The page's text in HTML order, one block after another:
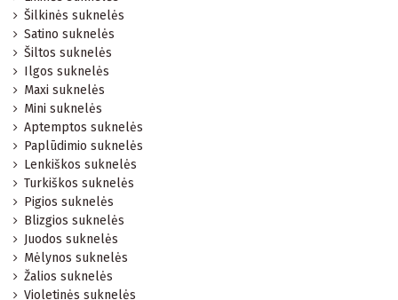
Šilkinės suknelės
Satino suknelės
Šiltos suknelės
Ilgos suknelės
Maxi suknelės
Mini suknelės
Aptemptos suknelės
Paplūdimio suknelės
Lenkiškos suknelės
Turkiškos suknelės
Pigios suknelės
Blizgios suknelės
Juodos suknelės
Mėlynos suknelės
Žalios suknelės
Violetinės suknelės